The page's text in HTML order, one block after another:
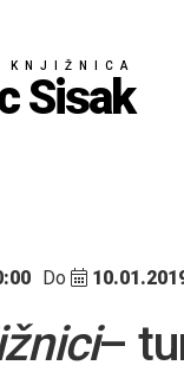
KNJIŽNICA
Sisak
Do
–